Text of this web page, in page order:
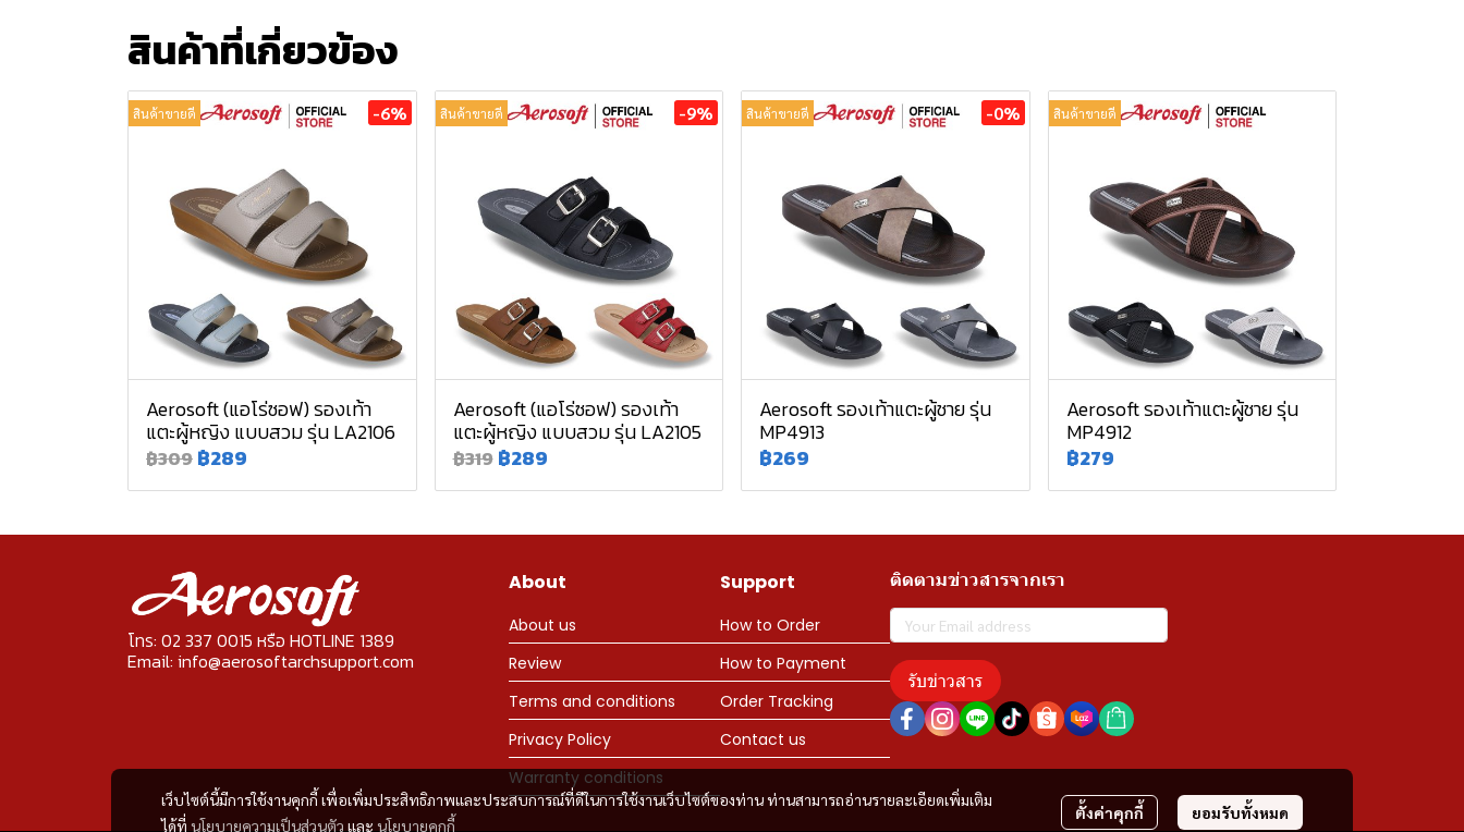
สินค้าที่เกี่ยวข้อง
สินค้าขายดี -6%
Aerosoft (แอโร่ซอฟ) รองเท้า
แตะผู้หญิง แบบสวม รุ่น LA2106
฿309 ฿289
สินค้าขายดี -9%
Aerosoft (แอโร่ซอฟ) รองเท้า
แตะผู้หญิง แบบสวม รุ่น LA2105
฿319 ฿289
สินค้าขายดี -0%
Aerosoft รองเท้าแตะผู้ชาย รุ่น
MP4913
฿269
สินค้าขายดี
Aerosoft รองเท้าแตะผู้ชาย รุ่น
MP4912
฿279
เว็บไซต์นี้มีการใช้งานคุกกี้ เพื่อเพิ่มประสิทธิภาพและประสบการณ์ที่ดีในการใช้งานเว็บไซต์ของท่าน ท่านสามารถอ่านรายละเอียดเพิ่มเติม
ได้ที่ นโยบายความเป็นส่วนตัว และ นโยบายคุกกี้
ตั้งค่าคุกกี้ ยอมรับทั้งหมด
โทร: 02 337 0015 หรือ HOTLINE 1389
Email: info@aerosoftarchsupport.com
About
About us
Review
Terms and conditions
Privacy Policy
Warranty conditions
Support
How to Order
How to Payment
Order Tracking
Contact us
ติดตามข่าวสารจากเรา
รับข่าวสาร